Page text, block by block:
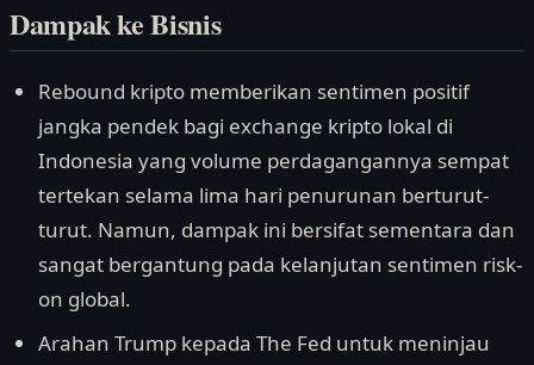
Dampak ke Bisnis
Rebound kripto memberikan sentimen positif
jangka pendek bagi exchange kripto lokal di
Indonesia yang volume perdagangannya sempat
tertekan selama lima hari penurunan berturut-
turut. Namun, dampak ini bersifat sementara dan
sangat bergantung pada kelanjutan sentimen risk-
on global.
Arahan Trump kepada The Fed untuk meninjau